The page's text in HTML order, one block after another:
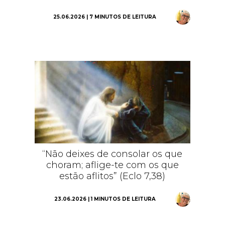
25.06.2026 | 7 MINUTOS DE LEITURA
“Não deixes de consolar os que
choram; aflige-te com os que
estão aflitos” (Eclo 7,38)
23.06.2026 | 1 MINUTOS DE LEITURA